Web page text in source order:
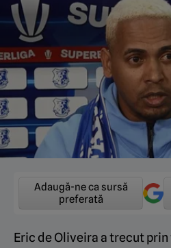
Adaugă-ne ca sursă
preferată
Eric de Oliveira a trecut